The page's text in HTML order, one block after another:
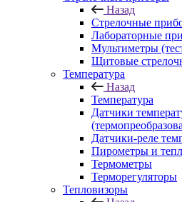
Назад
Стрелочные
Лабораторные
Мультиметры
Щитовые
Температура
Назад
Температура
Датчики
Датчики-реле
Пирометры и
Термометры
Терморегуляторы
Тепловизоры